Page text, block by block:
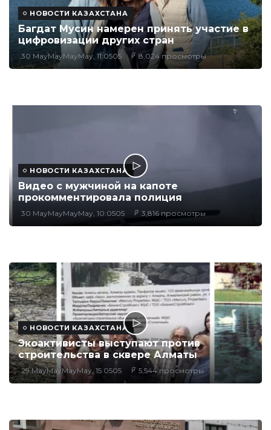
НОВОСТИ КАЗАХСТАНА
Багдат Мусин намерен принять участие в
цифровизации других стран
30 MayMayMayMay, 11:0505 8,024 просмотры
НОВОСТИ КАЗАХСТАНА
Видео с мужчиной на капоте
прокомментировала полиция
30 MayMayMayMay, 10:0505 3,816 просмотры
НОВОСТИ КАЗАХСТАНА
Экоактивисты выступают против
строительства в сквере Алматы
29 MayMayMayMay, 15:0505 5,544 просмотры